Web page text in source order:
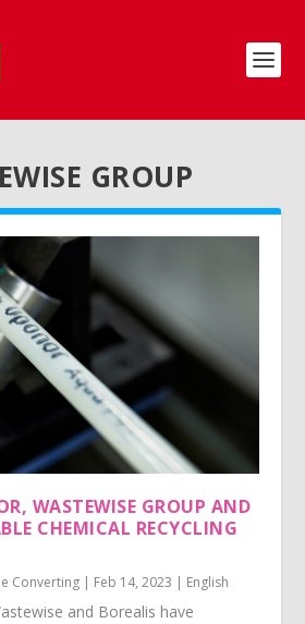
GROUP
WASTEWISE GROUP AND
CHEMICAL RECYCLING
Converting | Feb 14, 2023 | English
and Borealis have